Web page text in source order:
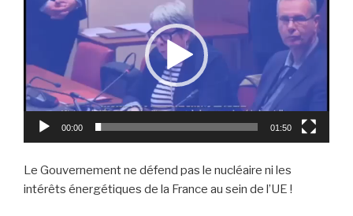
00:00 01:50
Le Gouvernement ne défend pas le nucléaire ni les
intérêts énergétiques de la France au sein de l’UE !